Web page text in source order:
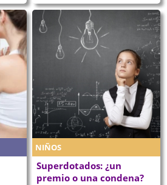
NIÑOS
Superdotados: ¿un
premio o una condena?